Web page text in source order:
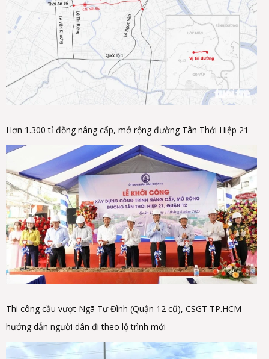
Hơn 1.300 tỉ đồng nâng cấp, mở rộng đường Tân Thới Hiệp 21
Thi công cầu vượt Ngã Tư Đình (Quận 12 cũ), CSGT TP.HCM
hướng dẫn người dân đi theo lộ trình mới